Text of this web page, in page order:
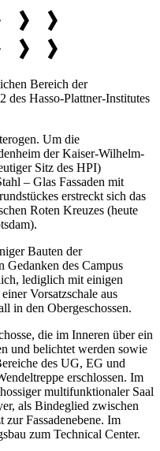
Bereich der
des Hasso-Plattner-Institutes
Um die
der Kaiser-Wilhelm-
Sitz des HPI)
– Glas Fassaden mit
erstreckt sich das
Roten Kreuzes (heute
Bauten der
Gedanken des Campus
lediglich mit einigen
Vorsatzschale aus
in den Obergeschossen.
die im Inneren über ein
und belichtet werden sowie
des UG, EG und
erschlossen. Im
multifunktionaler Saal
als Bindeglied zwischen
zur Fassadenebene. Im
zum Technical Center.